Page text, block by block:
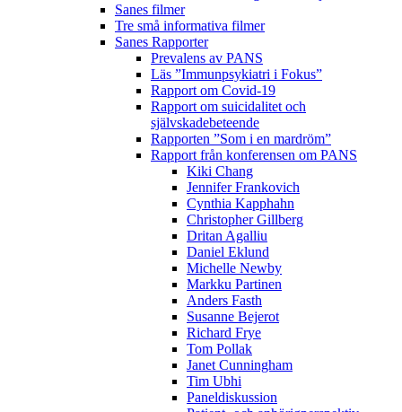
Sanes filmer
Tre små informativa filmer
Sanes Rapporter
Prevalens av PANS
Läs ”Immunpsykiatri i Fokus”
Rapport om Covid-19
Rapport om suicidalitet och
självskadebeteende
Rapporten ”Som i en mardröm”
Rapport från konferensen om PANS
Kiki Chang
Jennifer Frankovich
Cynthia Kapphahn
Christopher Gillberg
Dritan Agalliu
Daniel Eklund
Michelle Newby
Markku Partinen
Anders Fasth
Susanne Bejerot
Richard Frye
Tom Pollak
Janet Cunningham
Tim Ubhi
Paneldiskussion